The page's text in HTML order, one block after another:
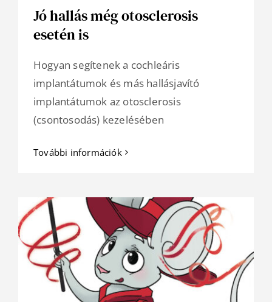
Jó hallás még otosclerosis
esetén is
Hogyan segítenek a cochleáris
implantátumok és más hallásjavító
implantátumok az otosclerosis
(csontosodás) kezelésében
További információk